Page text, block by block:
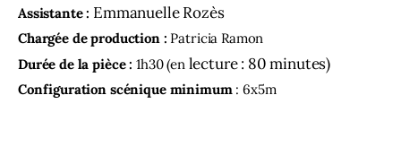
Assistante : Emmanuelle Rozès
Chargée de production : Patricia Ramon
Durée de la pièce : 1h30 (enlecture : 80 minutes)
Configuration scénique minimum: 6x5m